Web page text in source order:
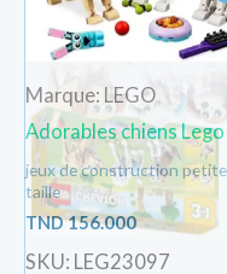
Marque: LEGO
Adorables chiens Lego
jeux de construction petite
taille
TND156.000
SKU: LEG23097